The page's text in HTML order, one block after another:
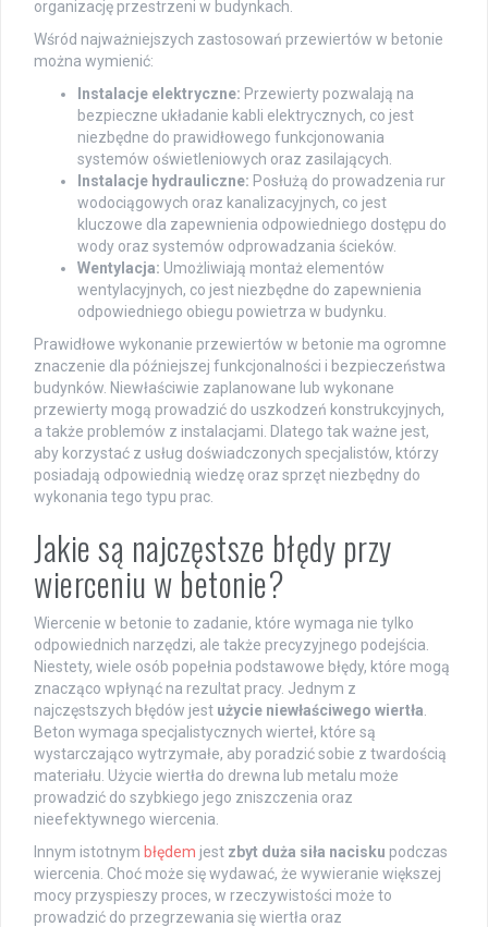
organizację przestrzeni w budynkach.
Wśród najważniejszych zastosowań przewiertów w betonie
można wymienić:
Instalacje elektryczne: Przewierty pozwalają na
bezpieczne układanie kabli elektrycznych, co jest
niezbędne do prawidłowego funkcjonowania
systemów oświetleniowych oraz zasilających.
Instalacje hydrauliczne: Posłużą do prowadzenia rur
wodociągowych oraz kanalizacyjnych, co jest
kluczowe dla zapewnienia odpowiedniego dostępu do
wody oraz systemów odprowadzania ścieków.
Wentylacja: Umożliwiają montaż elementów
wentylacyjnych, co jest niezbędne do zapewnienia
odpowiedniego obiegu powietrza w budynku.
Prawidłowe wykonanie przewiertów w betonie ma ogromne
znaczenie dla późniejszej funkcjonalności i bezpieczeństwa
budynków. Niewłaściwie zaplanowane lub wykonane
przewierty mogą prowadzić do uszkodzeń konstrukcyjnych,
a także problemów z instalacjami. Dlatego tak ważne jest,
aby korzystać z usług doświadczonych specjalistów, którzy
posiadają odpowiednią wiedzę oraz sprzęt niezbędny do
wykonania tego typu prac.
Jakie są najczęstsze błędy przy
wierceniu w betonie?
Wiercenie w betonie to zadanie, które wymaga nie tylko
odpowiednich narzędzi, ale także precyzyjnego podejścia.
Niestety, wiele osób popełnia podstawowe błędy, które mogą
znacząco wpłynąć na rezultat pracy. Jednym z
najczęstszych błędów jest użycie niewłaściwego wiertła
Beton wymaga specjalistycznych wierteł, które są
wystarczająco wytrzymałe, aby poradzić sobie z twardością
materiału. Użycie wiertła do drewna lub metalu może
prowadzić do szybkiego jego zniszczenia oraz
nieefektywnego wiercenia.
Innym istotnym błędem jest zbyt duża siła nacisku podczas
wiercenia. Choć może się wydawać, że wywieranie większej
mocy przyspieszy proces, w rzeczywistości może to
prowadzić do przegrzewania się wiertła oraz